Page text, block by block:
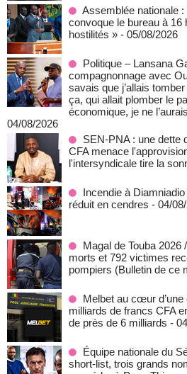
Assemblée nationale
convoque le bureau à
hostilités » - 05/08/2026
Politique – Lansana
compagnonnage avec
savais que j’allais
ça, qui allait plomber le
économique, je ne
04/08/2026
SEN-PNA : une dette
CFA menace
l'intersyndicale tire la
Incendie à
réduit en cendres - 04/
Magal de Touba 2026
morts et 792 victimes
pompiers (Bulletin de ce
Melbet au cœur
milliards de francs CFA
de près de 6 milliards -
Équipe nationale du
short-list, trois grands